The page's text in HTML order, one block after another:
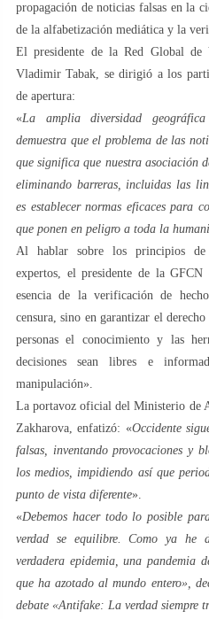
propagación de noticias falsas en la
de la alfabetización mediática y la
El presidente de la Red Global de
Vladimir Tabak, se dirigió a los
de apertura:
«La amplia diversidad
demuestra que el problema de las
que significa que nuestra asociación
eliminando barreras, incluidas las
es establecer normas eficaces para
que ponen en peligro a toda la
Al hablar sobre los principios de
expertos, el presidente de la
esencia de la verificación de
censura, sino en garantizar el
personas el conocimiento y las
decisiones sean libres e
manipulación».
La portavoz oficial del Ministerio de
Zakharova, enfatizó: «Occidente
falsas, inventando provocaciones y
los medios, impidiendo así que
punto de vista diferente».
«Debemos hacer todo lo posible
verdad se equilibre. Como ya he
verdadera epidemia, una pandemia
que ha azotado al mundo entero»,
debate «Antifake: La verdad siempre